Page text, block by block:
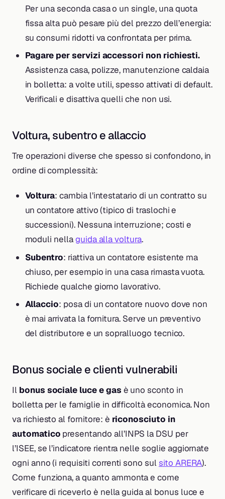
Per una seconda casa o un single, una quota
fissa alta può pesare più del prezzo dell’energia:
su consumi ridotti va confrontata per prima.
Pagare per servizi accessori non richiesti.
Assistenza casa, polizze, manutenzione caldaia
in bolletta: a volte utili, spesso attivati di default.
Verificali e disattiva quelli che non usi.
Voltura, subentro e allaccio
Tre operazioni diverse che spesso si confondono, in
ordine di complessità:
Voltura: cambia l’intestatario di un contratto su
un contatore attivo (tipico di traslochi e
successioni). Nessuna interruzione; costi e
moduli nellaguida alla voltura.
Subentro: riattiva un contatore esistente ma
chiuso, per esempio in una casa rimasta vuota.
Richiede qualche giorno lavorativo.
Allaccio: posa di un contatore nuovo dove non
è mai arrivata la fornitura. Serve un preventivo
del distributore e un sopralluogo tecnico.
Bonus sociale e clienti vulnerabili
Il bonus sociale luce e gas è uno sconto in
bolletta per le famiglie in difficoltà economica. Non
va richiesto al fornitore: è riconosciuto in
automatico presentando all’INPS la DSU per
l’ISEE, se l’indicatore rientra nelle soglie aggiornate
ogni anno (i requisiti correnti sono sulsito ARERA).
Come funziona, a quanto ammonta e come
verificare di riceverlo è nella guida al bonus luce e